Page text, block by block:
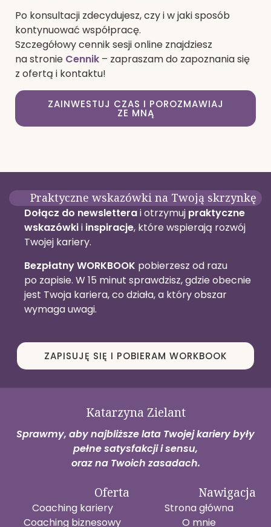
Po konsultacji zdecydujesz, czy i w jaki sposób
kontynuować współpracę.
Szczegółowy cennik sesji online znajdziesz
na stronie Cennik – zapraszam do zapoznania się
z ofertą i kontaktu!
ZAINWESTUJ CZAS I POROZMAWIAJ
ZE MNĄ
Praktyczne wskazówki na Twoją skrzynkę
Dołącz do newsletterai otrzymuj praktyczne
wskazówkii inspiracje, które wspierają rozwój
Twojej kariery.
Bezpłatny WORKBOOK pobierzesz od razu
po zapisie. W 15 minut sprawdzisz, gdzie obecnie
jest Twoja kariera, co działa, a który obszar
wymaga uwagi.
ZAPISUJĘ SIĘ I POBIERAM WORKBOOK
Katarzyna Zielant
Sprawmy, aby najbliższe lata Twojej kariery były
pełne satysfakcji i sensu,
oraz na Twoich zasadach.
Oferta
Coaching kariery
Coaching biznesowy
Nawigacja
Strona główna
O mnie